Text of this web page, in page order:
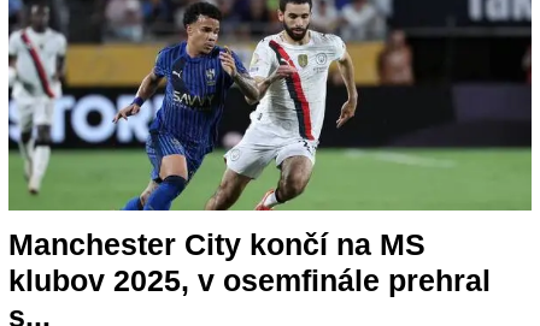
Manchester City končí na MS
klubov 2025, v osemfinále prehral
s...